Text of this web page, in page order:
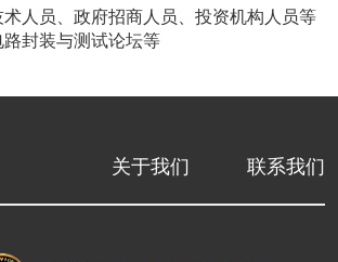
术人员、政府招商人员、投资机构人员等
路封装与测试论坛等
关于我们 联系我们